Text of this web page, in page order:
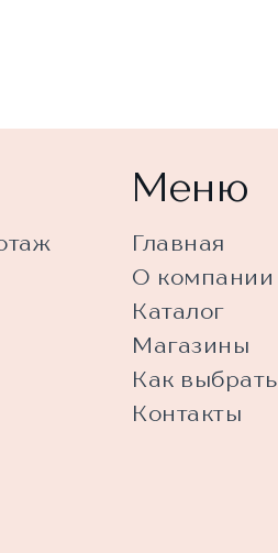
Меню
Главная
О компании
Каталог
Магазины
Как выбрать
Контакты